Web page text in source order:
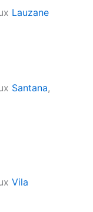
Lauzane
Santana,
Vila